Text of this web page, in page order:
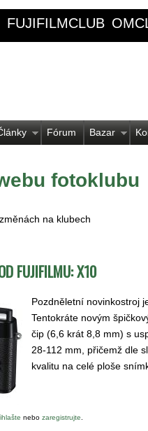
FUJIFILMCLUB
Fórum Bazar
fotoklubu
na klubech
FUJIFILMU: X10
Pozdněletní novinkostroj
Tentokráte novým
čip (6,6 krát 8,8 mm) s
28-112 mm, přičemž dle
kvalitu na celé ploše
nebo zaregistrujte.